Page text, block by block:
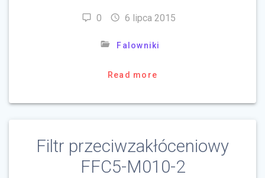
0 6 lipca 2015
Falowniki
Read more
Filtr przeciwzakłóceniowy
FFC5-M010-2